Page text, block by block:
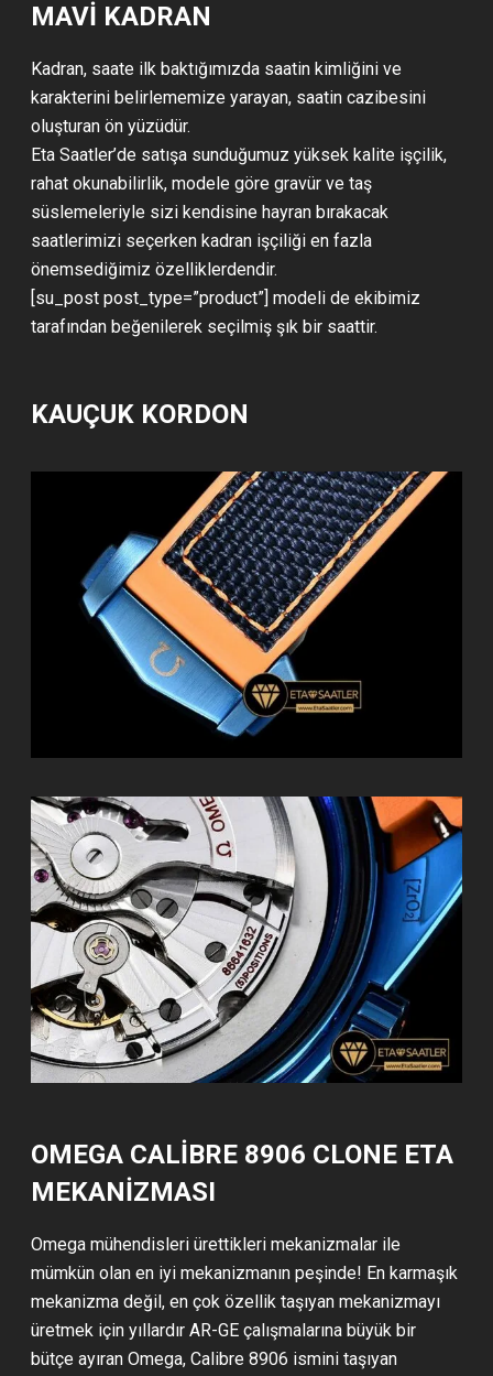
MAVI KADRAN
Kadran, saate ilk baktığımızda saatin kimliğini ve
karakterini belirlememize yarayan, saatin cazibesini
oluşturan ön yüzüdür.
Eta Saatler’de satışa sunduğumuz yüksek kalite işçilik,
rahat okunabilirlik, modele göre gravür ve taş
süslemeleriyle sizi kendisine hayran bırakacak
saatlerimizi seçerken kadran işçiliği en fazla
önemsediğimiz özelliklerdendir.
[su_post post_type=”product”] modeli de ekibimiz
tarafından beğenilerek seçilmiş şık bir saattir.
KAUÇUK KORDON
OMEGA CALIBRE 8906 CLONE ETA
MEKANİZMASI
Omega mühendisleri ürettikleri mekanizmalar ile
mümkün olan en iyi mekanizmanın peşinde! En karmaşık
mekanizma değil, en çok özellik taşıyan mekanizmayı
üretmek için yıllardır AR-GE çalışmalarına büyük bir
bütçe ayıran Omega, Calibre 8906 ismini taşıyan